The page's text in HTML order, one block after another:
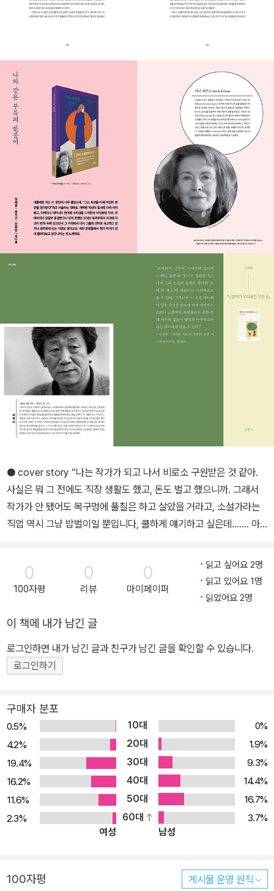
● cover story “나는 작가가 되고 나서 비로소 구원받은 것 같아.
사실은 뭐 그 전에도 직장 생활도 했고, 돈도 벌고 했으니까. 그래서
작가가 안 됐어도 목구멍에 풀칠은 하고 살았을 거라고, 소설가라는
직업 역시 그냥 밥벌이일 뿐입니다, 쿨하게 얘기하고 싶은데……. 아
얘기해도 되겠지? 너무 촌스러운가? 너무 없어 보이나? 사춘기 같
나?” ―박상영, 「cover story」 중에서 46호 cover story 인터뷰
이는 2022년 부커상 인터내셔널 부문 후보에 오른 후 국내외를 오가
시니컬한 태도를 잃지 않으면서도 지금의 이 시공간을 관통하는 묵직
한 주제를 다뤄온 그의 소설을 보면 그가 얼마나 진지하게 삶과 소설
을 응대하는지 알 수 있다. 이번 인터뷰에는 무엇보다 문학하는 마음
에 관한 그의 올곧은 진심이 가득 담겼다. 작가가 되고서 구원받은 것
한 대화 속에서 진심이 눈물처럼 터져나오는 순간은 그의 소설을 닮
아 있다. 인터뷰는 소설가 강화길이 진행해주었다. 습작기부터 서로
의 작품을 함께 읽어온 두 소설가가가 함께했기에 인터뷰에 실린 진
심이 더욱 값지게 느껴진다. ‘소설로 구원받았다는 말은 촌스럽
지?’라는 물음에 ‘하나도 안 촌스러워’로 응답하는 대화에서 그들이
글로써 함께 만들어온 고민과 연대의 역사를 엿볼 수 있다. 문자 그대
로 함께 울고 웃으며 쓰인 이번호 커버스토리를 독자들도 함께 울고
웃으며 읽어주시기를 바란다. ● intro “우주적 관점에서는 티끌도 안
생명체이고 숨 쉬는 시간이 끝나면 온갖 물질에 골고루 흡수될 ‘원자
조립품’일 뿐이지만, 그래도 우리는 이 생애를 온 힘을 다해 살아가야
0
100자평
0
리뷰
0
마이페이퍼
읽고 싶어요 2명
읽고 있어요 1명
읽었어요 2명
이 책에 내가 남긴 글
로그인하면 내가 남긴 글과 친구가 남긴 글을 확인할 수 있습니다.
로그인하기
구매자 분포
0.5% 10대
0%
4.2%
20대
1.9%
19.4%
30대
9.3%
16.2%
40대
14.4%
11.6%
50대
16.7%
2.3%
60대
3.7%
여성
남성
100자평 게시물 운영 원칙